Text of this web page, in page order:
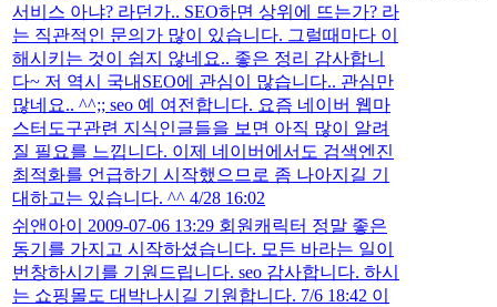
서비스 아냐? 라던가.. SEO하면 상위에 뜨는가? 라
는 직관적인 문의가 많이 있습니다. 그럴때마다 이
해시키는 것이 쉽지 않네요.. 좋은 정리 감사합니
다~ 저 역시 국내SEO에 관심이 많습니다.. 관심만
많네요.. ^^;; seo 예 여전합니다. 요즘 네이버 웹마
스터도구관련 지식인글들을 보면 아직 많이 알려
질 필요를 느낍니다. 이제 네이버에서도 검색엔진
최적화를 언급하기 시작했으므로 좀 나아지길 기
대하고는 있습니다. ^^ 4/28 16:02
쉬앤아이 2009-07-06 13:29 회원캐릭터 정말 좋은
동기를 가지고 시작하셨습니다. 모든 바라는 일이
번창하시기를 기원드립니다. seo 감사합니다. 하시
는 쇼핑몰도 대박나시길 기원합니다. 7/6 18:42 이